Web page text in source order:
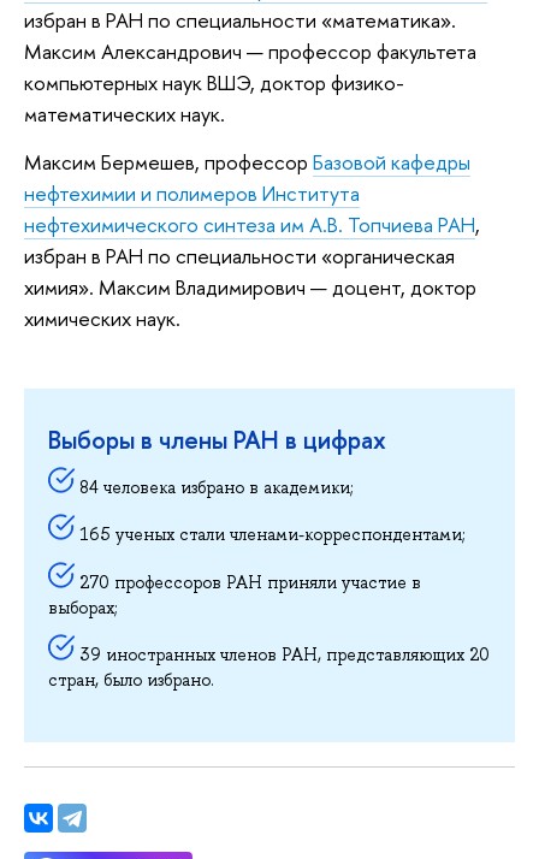
избран в РАН по специальности «математика».
Максим Александрович — профессор факультета
компьютерных наук ВШЭ, доктор физико-
математических наук.
Максим Бермешев, профессор Базовой кафедры
нефтехимии и полимеров Института
нефтехимического синтеза им А.В. Топчиева РАН,
избран в РАН по специальности «органическая
химия». Максим Владимирович — доцент, доктор
химических наук.
Выборы в члены РАН в цифрах
84 человека избрано в академики;
165 ученых стали членами-корреспондентами;
270 профессоров РАН приняли участие в
выборах;
39 иностранных членов РАН, представляющих 20
стран, было избрано.